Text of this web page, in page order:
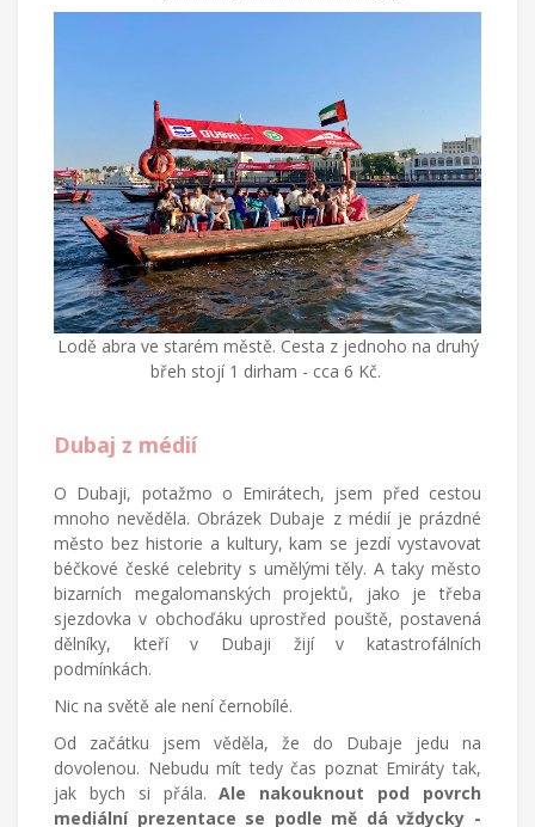
Lodě abra ve starém městě. Cesta z jednoho na druhý
břeh stojí 1 dirham - cca 6 Kč.
Dubaj z médií
O Dubaji, potažmo o Emirátech, jsem před cestou
mnoho nevěděla. Obrázek Dubaje z médií je prázdné
město bez historie a kultury, kam se jezdí vystavovat
béčkové české celebrity s umělými těly. A taky město
bizarních megalomanských projektů, jako je třeba
sjezdovka v obchoďáku uprostřed pouště, postavená
dělníky, kteří v Dubaji žijí v katastrofálních
podmínkách.
Nic na světě ale není černobílé.
Od začátku jsem věděla, že do Dubaje jedu na
dovolenou. Nebudu mít tedy čas poznat Emiráty tak,
jak bych si přála.Ale nakouknout pod povrch
mediální prezentace se podle mě dá vždycky -